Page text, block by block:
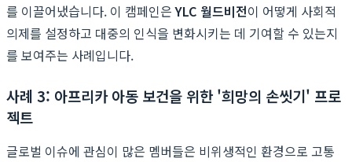
를 이끌어냈습니다. 이 캠페인은YLC 월드비전이 어떻게 사회적
의제를 설정하고 대중의 인식을 변화시키는 데 기여할 수 있는지
를 보여주는 사례입니다.
사례 3: 아프리카 아동 보건을 위한 '희망의 손씻기' 프로
젝트
글로벌 이슈에 관심이 많은 멤버들은 비위생적인 환경으로 고통